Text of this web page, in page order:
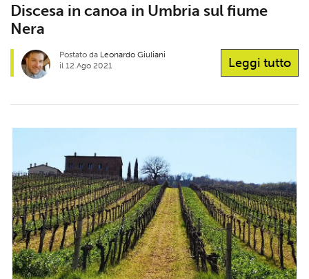
Discesa in canoa in Umbria sul fiume
Nera
Leggi tutto
Postato da Leonardo Giuliani
il 12 Ago 2021